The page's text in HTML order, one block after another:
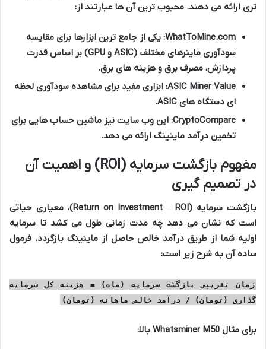
تری ارائه می دهند. محبوب ترین آن ها عبارتند از:
WhatToMine.com: یکی از جامع ترین ابزارها برای مقایسه
سودآوری ماینرهای مختلف (ASIC و GPU) بر اساس قدرت
پردازش، مصرف برق و هزینه های برق.
ASIC Miner Value: ابزاری مفید برای مشاهده سودآوری لحظه
ای دستگاه های ASIC.
CryptoCompare: این وب سایت نیز ماشین حساب هایی برای
تخمین درآمد ماینینگ ارائه می دهد.
مفهوم بازگشت سرمایه (ROI) و اهمیت آن
در تصمیم گیری
بازگشت سرمایه (Return on Investment – ROI)، معیاری حیاتی
است که نشان می دهد چه مدت زمانی طول می کشد تا سرمایه
اولیه شما از طریق درآمد خالص حاصل از ماینینگ بازگردد. فرمول
ساده آن به شرح زیر است:
زمان تقریبی بازگشت سرمایه (ماه) = هزینه کل سرمایه
گذاری (تومان) / درآمد خالص ماهانه (تومان)
برای مثال Whatsminer M50 بالا: